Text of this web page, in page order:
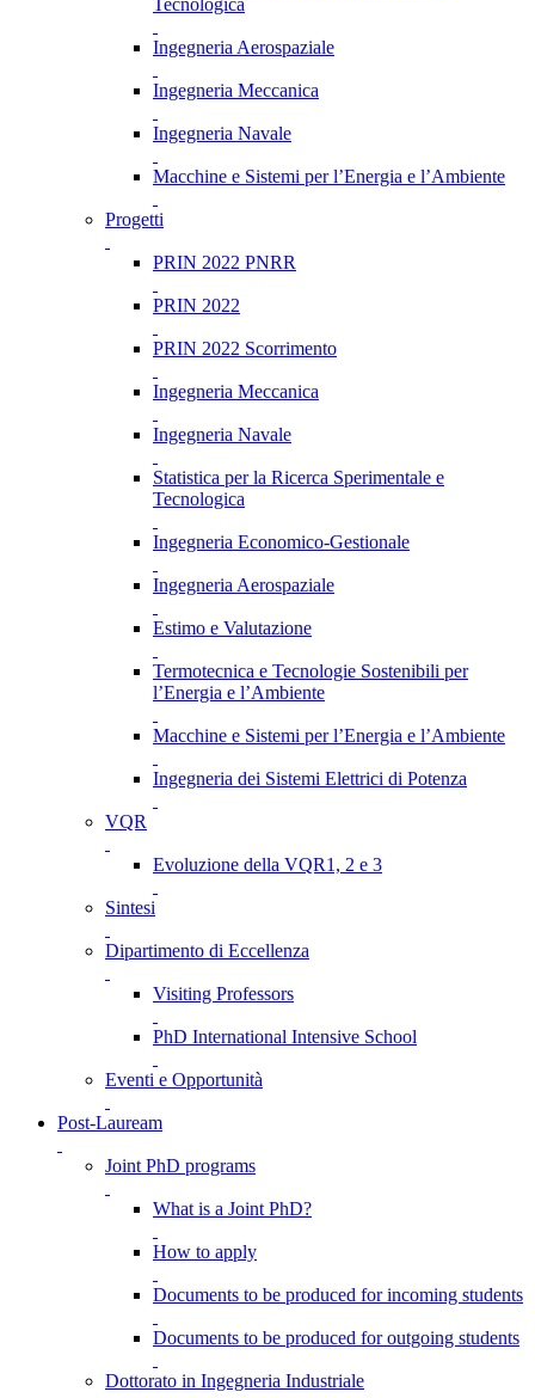
Tecnologica
Ingegneria Aerospaziale
Ingegneria Meccanica
Ingegneria Navale
Macchine e Sistemi per l’Energia e l’Ambiente
Progetti
PRIN 2022 PNRR
PRIN 2022
PRIN 2022 Scorrimento
Ingegneria Meccanica
Ingegneria Navale
Statistica per la Ricerca Sperimentale e
Tecnologica
Ingegneria Economico-Gestionale
Ingegneria Aerospaziale
Estimo e Valutazione
Termotecnica e Tecnologie Sostenibili per
l’Energia e l’Ambiente
Macchine e Sistemi per l’Energia e l’Ambiente
Ingegneria dei Sistemi Elettrici di Potenza
VQR
Evoluzione della VQR1, 2 e 3
Sintesi
Dipartimento di Eccellenza
Visiting Professors
PhD International Intensive School
Eventi e Opportunità
Post-Lauream
Joint PhD programs
What is a Joint PhD?
How to apply
Documents to be produced for incoming students
Documents to be produced for outgoing students
Dottorato in Ingegneria Industriale